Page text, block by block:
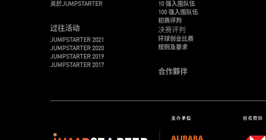
关於JUMPSTARTER
过往活动
JUMPSTARTER 2021
JUMPSTARTER 2020
JUMPSTARTER 2019
JUMPSTARTER 2017
10 强入围队伍
100 强入围队伍
初赛评判
决赛评判
环球创业比赛
规则及要求
合作夥伴